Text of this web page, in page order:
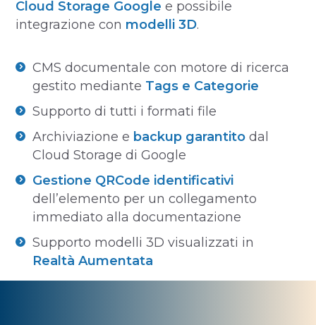
Cloud Storage Google e possibile
integrazione con modelli 3D.
CMS documentale con motore di ricerca
gestito mediante Tags e Categorie
Supporto di tutti i formati file
Archiviazione e backup garantito dal
Cloud Storage di Google
Gestione QRCode identificativi
dell’elemento per un collegamento
immediato alla documentazione
Supporto modelli 3D visualizzati in
Realtà Aumentata